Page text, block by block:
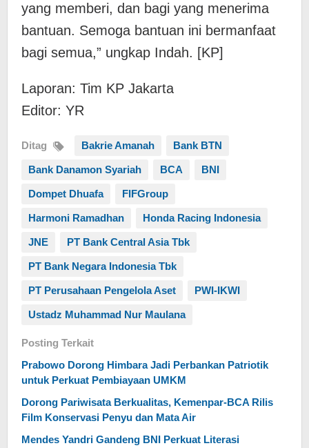
yang memberi, dan bagi yang menerima
bantuan. Semoga bantuan ini bermanfaat
bagi semua,” ungkap Indah. [KP]
Laporan: Tim KP Jakarta
Editor: YR
Ditag Bakrie Amanah Bank BTN
Bank Danamon Syariah BCA BNI
Dompet Dhuafa FIFGroup
Harmoni Ramadhan Honda Racing Indonesia
JNE PT Bank Central Asia Tbk
PT Bank Negara Indonesia Tbk
PT Perusahaan Pengelola Aset PWI-IKWI
Ustadz Muhammad Nur Maulana
Posting Terkait
Prabowo Dorong Himbara Jadi Perbankan Patriotik
untuk Perkuat Pembiayaan UMKM
Dorong Pariwisata Berkualitas, Kemenpar-BCA Rilis
Film Konservasi Penyu dan Mata Air
Mendes Yandri Gandeng BNI Perkuat Literasi